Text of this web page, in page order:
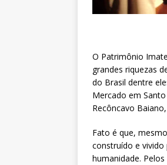
O Patrimônio
grandes riquezas
do Brasil dentre
Mercado em
Recôncavo
Fato é que,
construído e
humanidade.